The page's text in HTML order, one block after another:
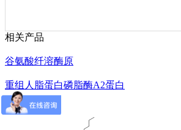
相关产品
谷氨酸纤溶酶原
重组人脂蛋白磷脂酶A2蛋白
β-乳球蛋白A